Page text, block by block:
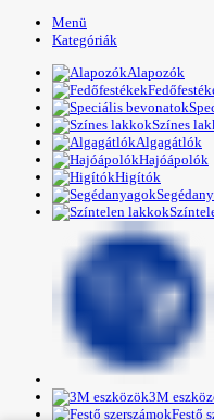
Menü
Kategóriák
Alapozók
Színes
Algagátlók
Hajóápolók
Higítók
3M
Festő